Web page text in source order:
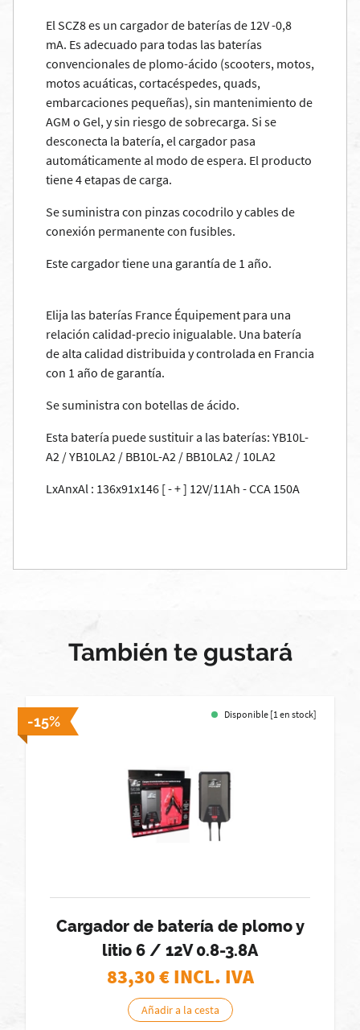
El SCZ8 es un cargador de baterías de 12V -0,8
mA. Es adecuado para todas las baterías
convencionales de plomo-ácido (scooters, motos,
motos acuáticas, cortacéspedes, quads,
embarcaciones pequeñas), sin mantenimiento de
AGM o Gel, y sin riesgo de sobrecarga. Si se
desconecta la batería, el cargador pasa
automáticamente al modo de espera. El producto
tiene 4 etapas de carga.
Se suministra con pinzas cocodrilo y cables de
conexión permanente con fusibles.
Este cargador tiene una garantía de 1 año.
Elija las baterías France Équipement para una
relación calidad-precio inigualable. Una batería
de alta calidad distribuida y controlada en Francia
con 1 año de garantía.
Se suministra con botellas de ácido.
Esta batería puede sustituir a las baterías: YB10L-
A2 / YB10LA2 / BB10L-A2 / BB10LA2 / 10LA2
LxAnxAl : 136x91x146 [ - + ] 12V/11Ah - CCA 150A
También te gustará
-15% Disponible [1 en stock]
Cargador de batería de plomo y
litio 6 / 12V 0.8-3.8A
83,30€ INCL. IVA
Añadir a la cesta